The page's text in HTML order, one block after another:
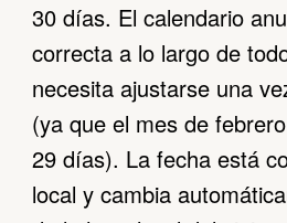
30 días. El calendario
correcta a lo largo de
necesita ajustarse una
(ya que el mes de
29 días). La fecha está
local y cambia